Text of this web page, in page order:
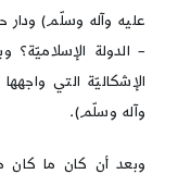
عليه وآله وسلّم)
– الدولة
الإشكاليّة التي
وآله وسلّم).
وبعد أن كان ما كان